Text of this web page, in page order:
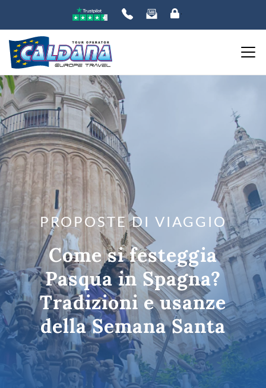
PROPOSTE DI VIAGGIO
Come si festeggia
Pasqua in Spagna?
Tradizioni e usanze
della Semana Santa